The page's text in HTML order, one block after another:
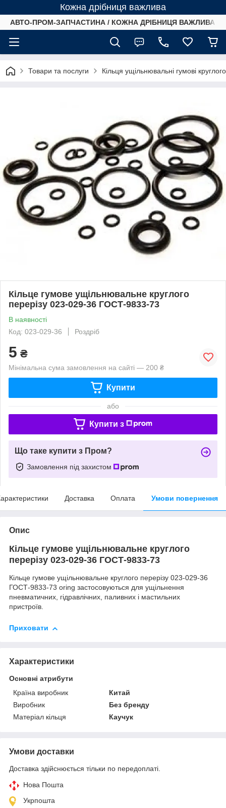
Кожна дрібниця важлива
АВТО-ПРОМ-ЗАПЧАСТИНА / КОЖНА ДРІБНИЦЯ ВАЖЛИВА /
Товари та послуги Кільця ущільнювальні гумові
Кільце гумове ущільнювальне круглого
перерізу 023-029-36 ГОСТ-9833-73
В наявності
Код: 023-029-36
Роздріб
5 ₴
Мінімальна сума замовлення на сайті — 200 ₴
Купити
або
Купити з
Що таке купити з Пром?
Замовлення під захистом
Доставка Оплата Умови повернення
Опис
Кільце гумове ущільнювальне круглого
перерізу 023-029-36 ГОСТ-9833-73
Кільце гумове ущільнювальне круглого перерізу 023-029-36
ГОСТ-9833-73 oring застосовуються для ущільнення
пневматичних, гідравлічних, паливних і мастильних
пристроїв.
Приховати
Характеристики
Основні атрибути
Країна виробник
Китай
Виробник
Без бренду
Матеріал кільця
Каучук
Умови доставки
Доставка здійснюється тільки по передоплаті.
Нова Пошта
Укрпошта